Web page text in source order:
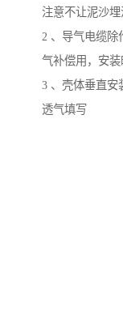
注意不让泥沙
2 、导气电缆除
气补偿用，安
3 、壳体垂直安
透气填写